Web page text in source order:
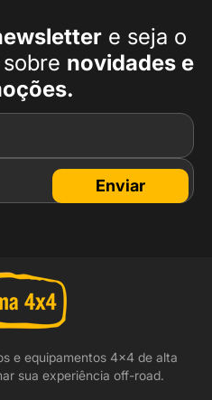
e seja o
sobre novidades e
Enviar
e equipamentos 4x4 de alta
sua experiência off-road.